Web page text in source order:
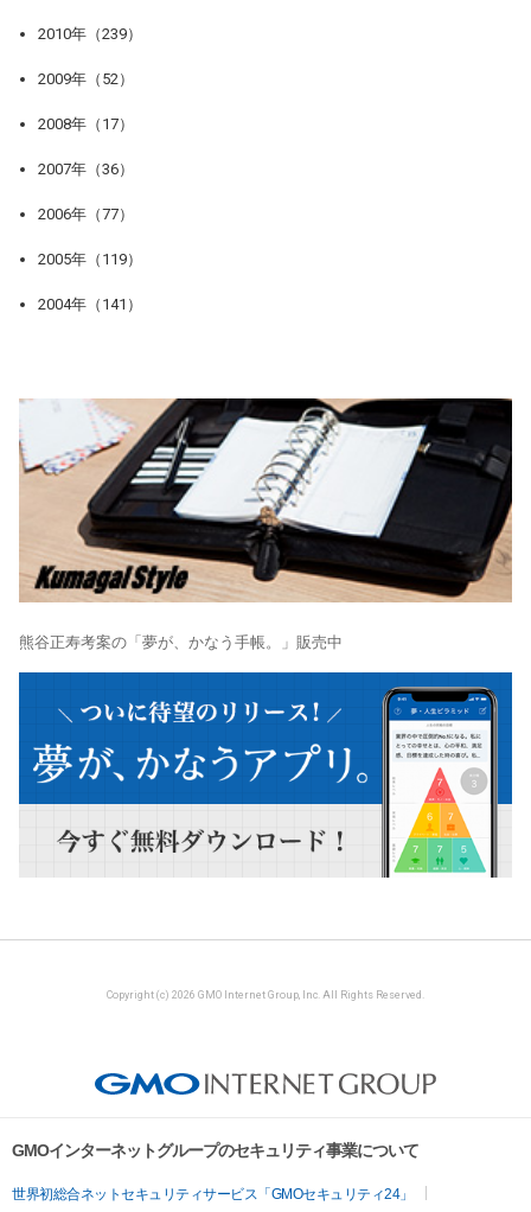
2010年（239）
2009年（52）
2008年（17）
2007年（36）
2006年（77）
2005年（119）
2004年（141）
熊谷正寿考案の「夢が、かなう手帳。」販売中
Copyright (c) 2026 GMO Internet Group, Inc. All Rights Reserved.
GMOインターネットグループのセキュリティ事業について
世界初総合ネットセキュリティサービス「GMOセキュリティ24」